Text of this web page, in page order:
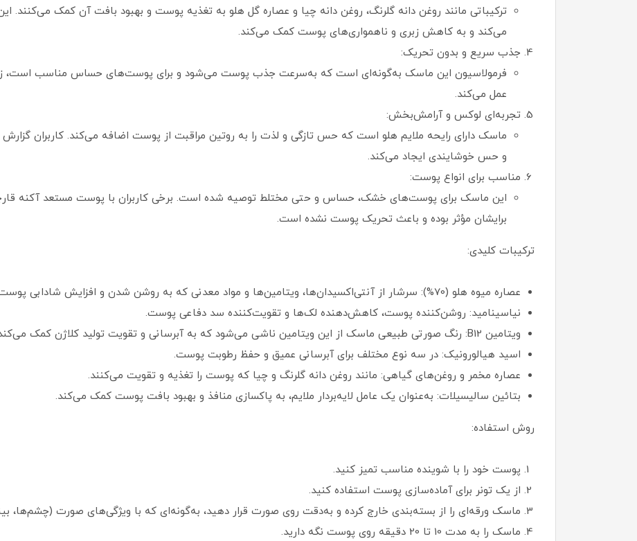
ترکیباتی مانند روغن دانه گلرنگ، روغن دانه چیا و عصاره گل هلو به تغذیه پوست و بهبود بافت آن کمک می‌کنند.
می‌کند و به کاهش زبری و ناهمواری‌های پوست کمک می‌کند.
جذب سریع و بدون تحریک:
فرمولاسیون این ماسک به‌گونه‌ای است که به‌سرعت جذب پوست می‌شود و برای پوست‌های حساس مناسب است،
عمل می‌کند.
تجربه‌ای لوکس و آرامش‌بخش:
ماسک دارای رایحه ملایم هلو است که حس تازگی و لذت را به روتین مراقبت از پوست اضافه می‌کند. کاربران
و حس خوشایندی ایجاد می‌کند.
مناسب برای انواع پوست:
این ماسک برای پوست‌های خشک، حساس و حتی مختلط توصیه شده است. برخی کاربران با پوست مستعد آکنه
برایشان مؤثر بوده و باعث تحریک پوست نشده است.
ترکیبات کلیدی:
عصاره میوه هلو (70%): سرشار از آنتی‌اکسیدان‌ها، ویتامین‌ها و مواد معدنی که به روشن شدن و افزایش شادابی پوست کمک می‌کند.
نیاسینامید: روشن‌کننده پوست، کاهش‌دهنده لک‌ها و تقویت‌کننده سد دفاعی پوست.
ویتامین B12: رنگ صورتی طبیعی ماسک از این ویتامین ناشی می‌شود که به آبرسانی و تقویت تولید کلاژن کمک می‌کند.
اسید هیالورونیک: در سه نوع مختلف برای آبرسانی عمیق و حفظ رطوبت پوست.
عصاره مخمر و روغن‌های گیاهی: مانند روغن دانه گلرنگ و چیا که پوست را تغذیه و تقویت می‌کنند.
بتائین سالیسیلات: به‌عنوان یک عامل لایه‌بردار ملایم، به پاکسازی منافذ و بهبود بافت پوست کمک می‌کند.
روش استفاده:
پوست خود را با شوینده مناسب تمیز کنید.
از یک تونر برای آماده‌سازی پوست استفاده کنید.
ماسک ورقه‌ای را از بسته‌بندی خارج کرده و به‌دقت روی صورت قرار دهید، به‌گونه‌ای که با ویژگی‌های صورت (چشم‌ها،
ماسک را به مدت 10 تا 20 دقیقه روی پوست نگه دارید.